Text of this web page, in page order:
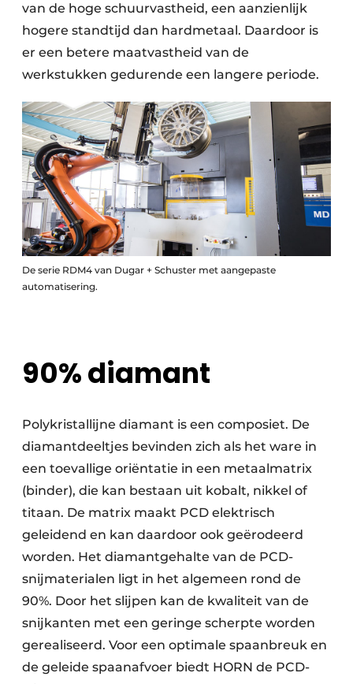
van de hoge schuurvastheid, een aanzienlijk
hogere standtijd dan hardmetaal. Daardoor is
er een betere maatvastheid van de
werkstukken gedurende een langere periode.
De serie RDM4 van Dugar + Schuster met aangepaste
automatisering.
90% diamant
Polykristallijne diamant is een composiet. De
diamantdeeltjes bevinden zich als het ware in
een toevallige oriëntatie in een metaalmatrix
(binder), die kan bestaan uit kobalt, nikkel of
titaan. De matrix maakt PCD elektrisch
geleidend en kan daardoor ook geërodeerd
worden. Het diamantgehalte van de PCD-
snijmaterialen ligt in het algemeen rond de
90%. Door het slijpen kan de kwaliteit van de
snijkanten met een geringe scherpte worden
gerealiseerd. Voor een optimale spaanbreuk en
de geleide spaanafvoer biedt HORN de PCD-